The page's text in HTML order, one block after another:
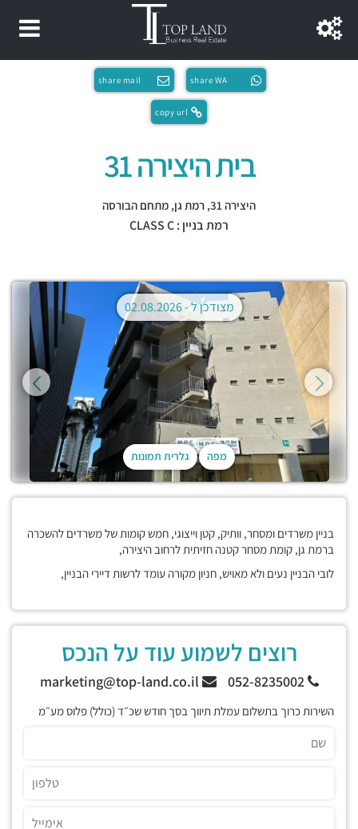
share WA
share mail
copy url
בית היצירה 31
היצירה 31, רמת גן, מתחם הבורסה
רמת בניין : CLASS C
מפה גלרית תמונות
מצודכן ל -02.08.2026
בניין משרדים ומסחר, וותיק, קטן וייצוגי, חמש קומות של משרדים להשכרה
ברמת גן, קומת מסחר קטנה חזיתית לרחוב היצירה,
לובי הבניין נעים ולא מאויש, חניון מקורה עומד לרשות דיירי הבניין,
רוצים לשמוע עוד על הנכס
052-8235002
השירות כרוך בתשלום עמלת תיווך בסך חודש שכ״ד (כולל) פלוס מע״מ